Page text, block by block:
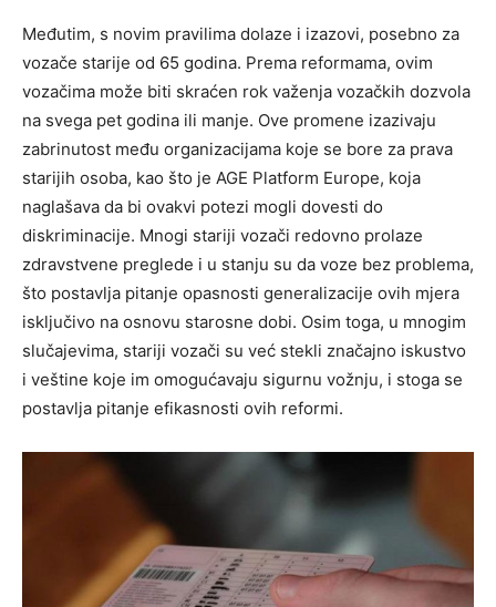
Međutim, s novim pravilima dolaze i izazovi, posebno za
vozače starije od 65 godina. Prema reformama, ovim
vozačima može biti skraćen rok važenja vozačkih dozvola
na svega pet godina ili manje. Ove promene izazivaju
zabrinutost među organizacijama koje se bore za prava
starijih osoba, kao što je AGE Platform Europe, koja
naglašava da bi ovakvi potezi mogli dovesti do
diskriminacije. Mnogi stariji vozači redovno prolaze
zdravstvene preglede i u stanju su da voze bez problema,
što postavlja pitanje opasnosti generalizacije ovih mjera
isključivo na osnovu starosne dobi. Osim toga, u mnogim
slučajevima, stariji vozači su već stekli značajno iskustvo
i veštine koje im omogućavaju sigurnu vožnju, i stoga se
postavlja pitanje efikasnosti ovih reformi.